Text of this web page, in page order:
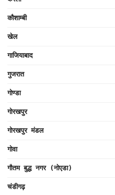
कौशाम्बी
खेल
गाजियाबाद
गुजरात
गोण्डा
गोरखपुर
गोरखपुर मंडल
गोवा
गौतम बुद्ध नगर (नोएडा)
चंडीगढ़